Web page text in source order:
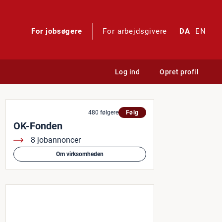
For jobsøgere For arbejdsgivere DA EN
Log ind Opret profil
uddannet SSA eller
480 følgere Følg
OK-Fonden
8 jobannoncer
Om virksomheden